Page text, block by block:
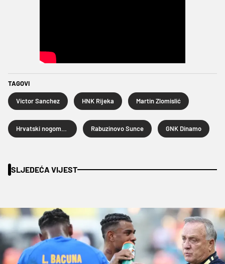
TAGOVI
Victor Sanchez HNK Rijeka Martin Zlomislić
Rabuzinovo Sunce GNK Dinamo
SLJEDEĆA VIJEST